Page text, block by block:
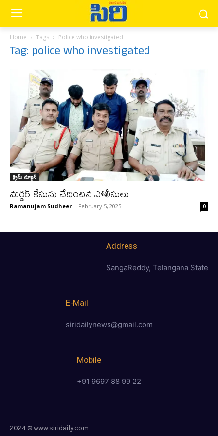
Home Tags Police who investigated
Tag: police who investigated
క్రైమ్ న్యూస్‌
మర్డర్ కేసును చేదించిన పోలీసులు
Ramanujam Sudheer - February 5, 2025 0
Address
SangaReddy, Telangana State
E-Mail
siridailynews@gmail.com
Mobile
+91 9697 88 99 22
2024 © www.siridaily.com